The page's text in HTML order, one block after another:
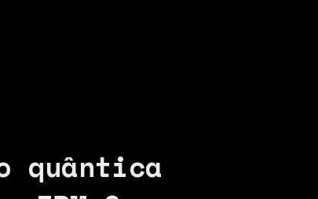
quântica